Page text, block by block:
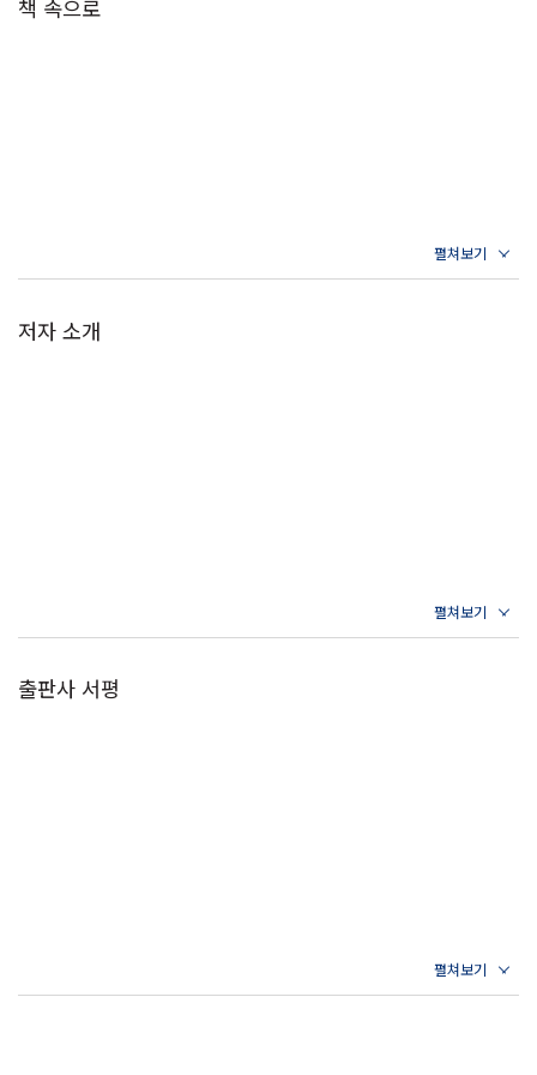
책 속으로
저자 소개
출판사 서평